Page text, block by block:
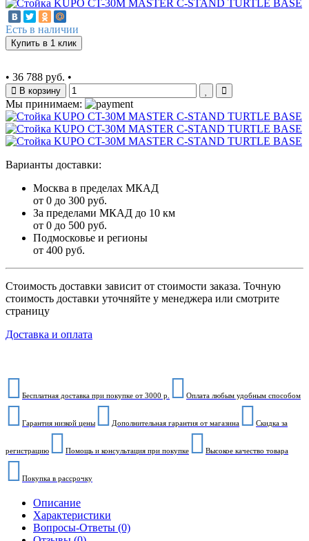
Есть в наличии
Купить в 1 клик
• 36 788 руб. •
В корзину
Мы принимаем:
Варианты доставки:
Москва в пределах МКАД
от 0 до 300 руб.
За пределами МКАД до 10 км
от 0 до 500 руб.
Подмосковье и регионы
от 400 руб.
Стоимость доставки зависит от стоимости заказа. Точную
стоимость доставки уточняйте у менеджера или смотрите
страницу
Доставка и оплата
Бесплатная доставка при покупке от 3000 р. Оплата любым удобным способом
Гарантия низкой цены Дополнительная гарантия от магазина Скидка за
регистрацию Помощь и консультация при покупке Высокое качество товара
Покупка в рассрочку
Описание
Характеристики
Вопросы-Ответы (0)